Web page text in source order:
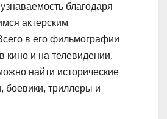
благодаря
актерским
в его фильмографии
кино и на телевидении,
найти исторические
боевики, триллеры и